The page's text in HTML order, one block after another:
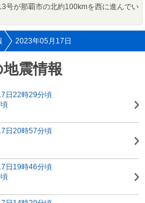
号が那覇市の北約100kmを西に進んでい
2023年05月17日
震情報
日22時29分頃
日20時57分頃
日19時46分頃